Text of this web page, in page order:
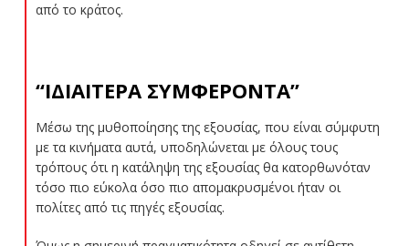
από το κράτος.
“ΙΔΙΑΙΤΕΡΑ ΣΥΜΦΕΡΟΝΤΑ”
Μέσω της μυθοποίησης της εξουσίας, που είναι σύμφυτη
με τα κινήματα αυτά, υποδηλώνεται με όλους τους
τρόπους ότι η κατάληψη της εξουσίας θα κατορθωνόταν
τόσο πιο εύκολα όσο πιο απομακρυσμένοι ήταν οι
πολίτες από τις πηγές εξουσίας.